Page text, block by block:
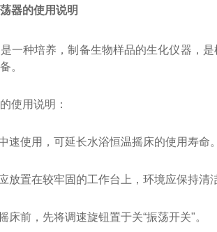
器的使用说明
一种培养，制备生物样品的生化仪器，
。
使用说明：
速使用，可延长水浴恒温摇床的使用寿命
放置在较牢固的工作台上，环境应保持
床前，先将调速旋钮置于关“振荡开关"。